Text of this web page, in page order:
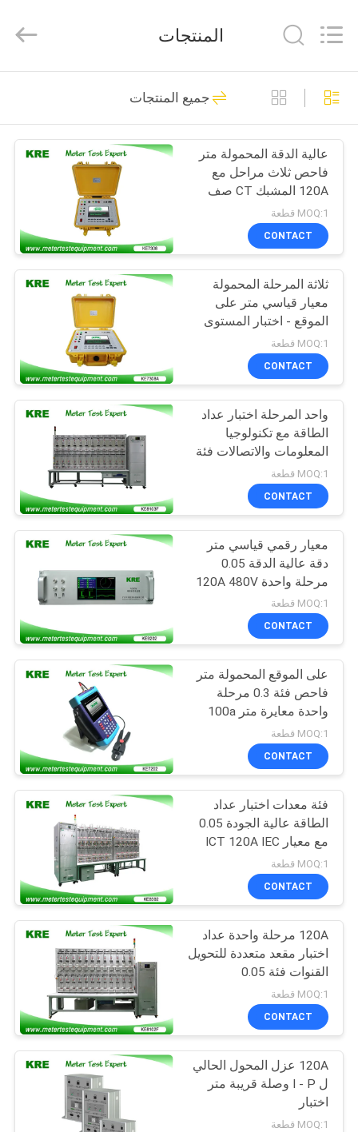
الصفحة
الرئيسية
منتجات
معلومات
جولة
المعمل
مراقبة
الجودة
اتصل
اطلب
اقتباس
خريطة
الموقع
PRIVACY
POLICY
Ltd..
Reserved.
معدات اختبار متر
10
معدات اختبار متر
محمولة
6
عداد كهربائي معدات
اختبار
10
الطاقة معدات الاختبار
متر
10
واحد المرحلة متر
اختبار البدلاء
10
منضدة اختبار المرحلة
ثلاثة متر
10
10
المنتجات
جميع المنتجات
عالية الدقة المحمولة متر
فاحص ثلاث مراحل مع
120A المشبك CT صف
دراسي0.05 480V
MOQ:1 قطعة
CONTACT
ثلاثة المرحلة المحمولة
معيار قياسي متر على
الموقع - اختبار المستوى
0.05
MOQ:1 قطعة
CONTACT
واحد المرحلة اختبار عداد
الطاقة مع تكنولوجيا
المعلومات والاتصالات فئة
0.05 اثنين من المصدر
الحالي
MOQ:1 قطعة
CONTACT
معيار رقمي قياسي متر
دقة عالية الدقة 0.05
مرحلة واحدة 120A 480V
MOQ:1 قطعة
CONTACT
على الموقع المحمولة متر
فاحص فئة 0.3 مرحلة
واحدة معايرة متر 100a
المشبك
MOQ:1 قطعة
CONTACT
فئة معدات اختبار عداد
الطاقة عالية الجودة 0.05
مع معيار ICT 120A IEC
MOQ:1 قطعة
CONTACT
120A مرحلة واحدة عداد
اختبار مقعد متعددة للتحويل
القنوات فئة 0.05
MOQ:1 قطعة
CONTACT
120A عزل المحول الحالي
ل I - P وصلة قريبة متر
اختبار
MOQ:1 قطعة